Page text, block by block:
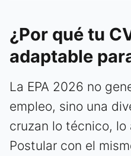
¿Por qué tu
adaptable
La EPA 2026 no
empleo, sino una
cruzan lo técnico,
Postular con el